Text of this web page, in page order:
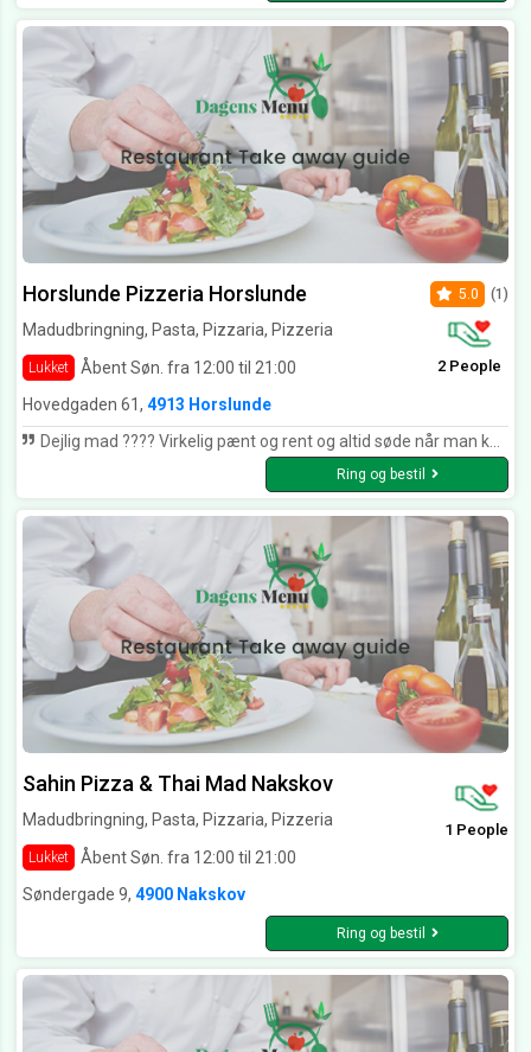
Horslunde Pizzeria Horslunde
Madudbringning, Pasta, Pizzaria, Pizzeria
Lukket Åbent Søn. fra 12:00 til 21:00
5.0 (1)
2 People
Hovedgaden 61, 4913 Horslunde
Dejlig mad ???? Virkelig pænt og rent og altid søde når man kommer????????
Ring og bestil
Sahin Pizza & Thai Mad Nakskov
Madudbringning, Pasta, Pizzaria, Pizzeria
Lukket Åbent Søn. fra 12:00 til 21:00
1 People
Søndergade 9, 4900 Nakskov
Ring og bestil